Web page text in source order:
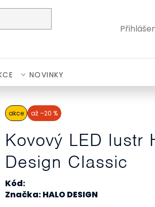
NOVINKY
Kovový LED lustr
Design Classic
Kód:
akce až –20 %
Značka: HALO DESIGN